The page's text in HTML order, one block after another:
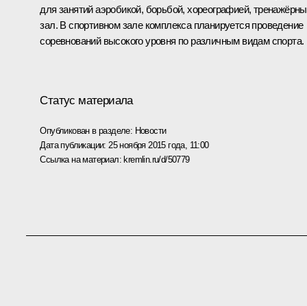
для занятий аэробикой, борьбой, хореографией,
зал. В спортивном зале комплекса планируется проведение
соревнований высокого уровня по различным видам спорта.
Статус материала
Опубликован в разделе: Новости
Дата публикации: 25 ноября 2015 года, 11:00
Ссылка на материал: kremlin.ru/d/50779